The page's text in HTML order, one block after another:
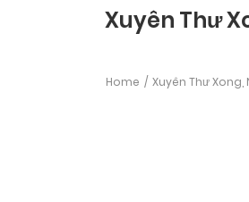
Xuyên Thư
Home Xuyên Thư Xong,